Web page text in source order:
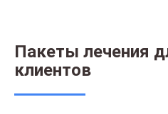
Пакеты лечения
клиентов